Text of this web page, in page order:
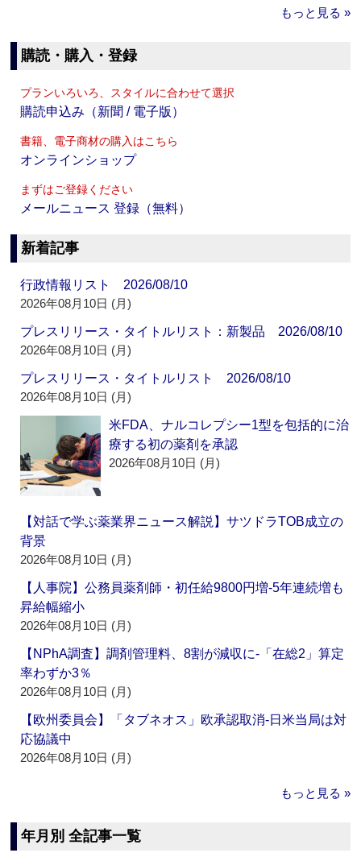
もっと見る »
購読・購入・登録
プランいろいろ、スタイルに合わせて選択
購読申込み（新聞 / 電子版）
書籍、電子商材の購入はこちら
オンラインショップ
まずはご登録ください
メールニュース 登録（無料）
新着記事
行政情報リスト 2026/08/10
2026年08月10日 (月)
プレスリリース・タイトルリスト：新製品 2026/08/10
2026年08月10日 (月)
プレスリリース・タイトルリスト 2026/08/10
2026年08月10日 (月)
米FDA、ナルコレプシー1型を包括的に治
療する初の薬剤を承認
2026年08月10日 (月)
【対話で学ぶ薬業界ニュース解説】サツドラTOB成立の
背景
2026年08月10日 (月)
【人事院】公務員薬剤師・初任給9800円増‐5年連続増も
昇給幅縮小
2026年08月10日 (月)
【NPhA調査】調剤管理料、8割が減収に‐「在総2」算定
率わずか3％
2026年08月10日 (月)
【欧州委員会】「タブネオス」欧承認取消‐日米当局は対
応協議中
2026年08月10日 (月)
もっと見る »
年月別 全記事一覧